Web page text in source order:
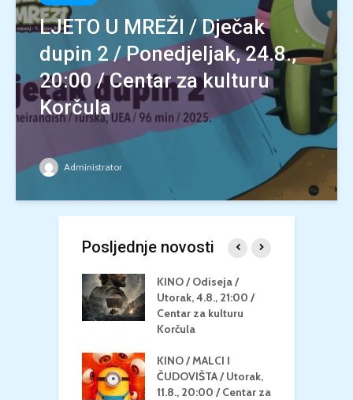
LJETO U MREŽI / Dječak
dupin 2 / Ponedjeljak, 24.8.,
20:00 / Centar za kulturu
Korčula
Administrator
Posljednje novosti
KINO / Odiseja /
Utorak, 4.8., 21:00 /
Centar za kulturu
Korčula
KINO / MALCI I
ČUDOVIŠTA / Utorak,
11.8., 20:00 / Centar za